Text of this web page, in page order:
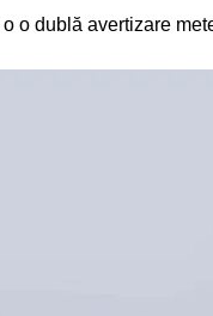
o dublă avertizare